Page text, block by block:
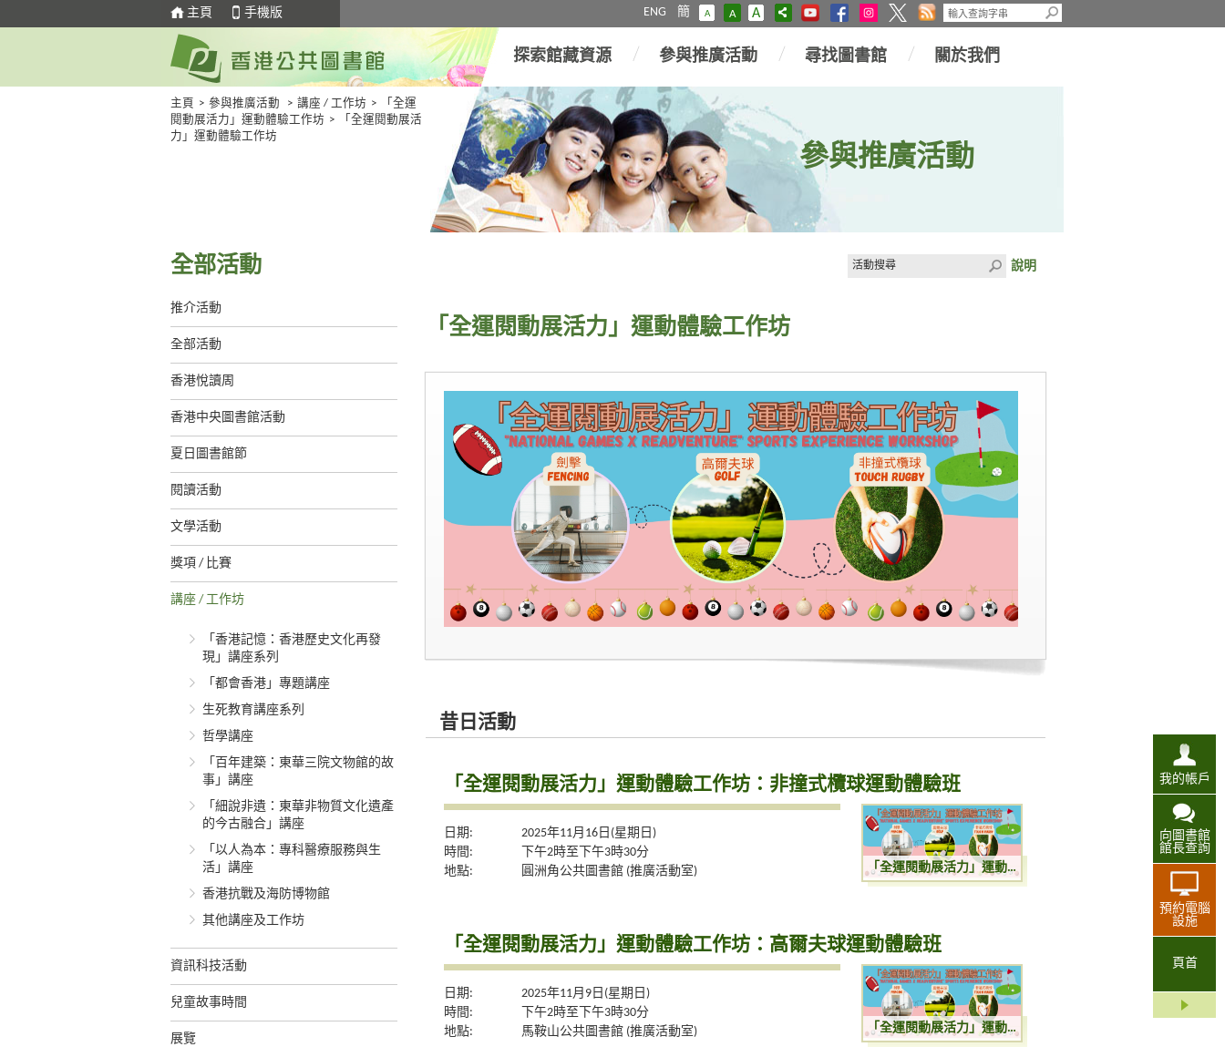
主頁 手機版 ENG 簡 A A A
我的帳戶
向圖書館
館長查詢
預約電腦
設施
頁首
探索館藏資源 參與推廣活動 尋找圖書館 關於我們
主頁 > 參與推廣活動 > 講座 / 工作坊 >
「全運
閱動展活力」運動體驗工作坊 >
「全運閱動展活
力」運動體驗工作坊
參與推廣活動
全部活動
推介活動
全部活動
香港悅讀周
香港中央圖書館活動
夏日圖書館節
閱讀活動
文學活動
獎項 / 比賽
講座 / 工作坊
「香港記憶：香港歷史文化再發
現」講座系列
「都會香港」專題講座
生死教育講座系列
哲學講座
「百年建築：東華三院文物館的故
事」講座
「細說非遺：東華非物質文化遺產
的今古融合」講座
「以人為本：專科醫療服務與生
活」講座
香港抗戰及海防博物館
其他講座及工作坊
資訊科技活動
兒童故事時間
展覽
說明
「全運閱動展活力」運動體驗工作坊
昔日活動
「全運閱動展活力」運動體驗工作坊：非撞式欖球運動體驗班
日期:
2025年11月16日(星期日)
時間:
下午2時至下午3時30分
地點:
圓洲角公共圖書館 (推廣活動室) 「全運閱動展活力」運動體驗工作坊：非撞式欖球運動體驗班
「全運閱動展活力」運動體驗工作坊：高爾夫球運動體驗班
日期:
2025年11月9日(星期日)
時間:
下午2時至下午3時30分
地點:
馬鞍山公共圖書館 (推廣活動室) 「全運閱動展活力」運動體驗工作坊：高爾夫球運動體驗班